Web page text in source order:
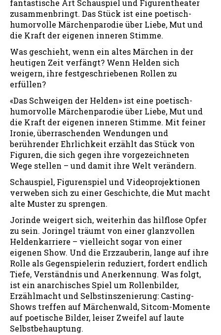
fantastische Art Schauspiel und Figurentheater
zusammenbringt. Das Stück ist eine poetisch-
humorvolle Märchenparodie über Liebe, Mut und
die Kraft der eigenen inneren Stimme.
Was geschieht, wenn ein altes Märchen in der
heutigen Zeit verfängt? Wenn Helden sich
weigern, ihre festgeschriebenen Rollen zu
erfüllen?
«Das Schweigen der Helden» ist eine poetisch-
humorvolle Märchenparodie über Liebe, Mut und
die Kraft der eigenen inneren Stimme. Mit feiner
Ironie, überraschenden Wendungen und
berührender Ehrlichkeit erzählt das Stück von
Figuren, die sich gegen ihre vorgezeichneten
Wege stellen – und damit ihre Welt verändern.
Schauspiel, Figurenspiel und Videoprojektionen
verweben sich zu einer Geschichte, die Mut macht
alte Muster zu sprengen.
Jorinde weigert sich, weiterhin das hilflose Opfer
zu sein. Joringel träumt von einer glanzvollen
Heldenkarriere – vielleicht sogar von einer
eigenen Show. Und die Erzzauberin, lange auf ihre
Rolle als Gegenspielerin reduziert, fordert endlich
Tiefe, Verständnis und Anerkennung. Was folgt,
ist ein anarchisches Spiel um Rollenbilder,
Erzählmacht und Selbstinszenierung: Casting-
Shows treffen auf Märchenwald, Sitcom-Momente
auf poetische Bilder, leiser Zweifel auf laute
Selbstbehauptung.